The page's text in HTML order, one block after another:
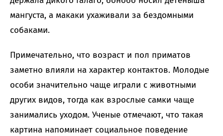
мангуста, а макаки ухаживали за бездомными
собаками.
Примечательно, что возраст и пол приматов
заметно влияли на характер контактов. Молодые
особи значительно чаще играли с животными
других видов, тогда как взрослые самки чаще
занимались уходом. Ученые отмечают, что такая
картина напоминает социальное поведение